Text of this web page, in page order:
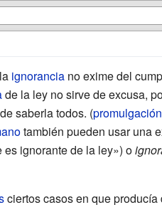
ignoranciano exime del
de la ley no sirve de excusa,
saberla todos. (
también pueden usar una
ignorante de la ley») o
ciertos casos en que producía